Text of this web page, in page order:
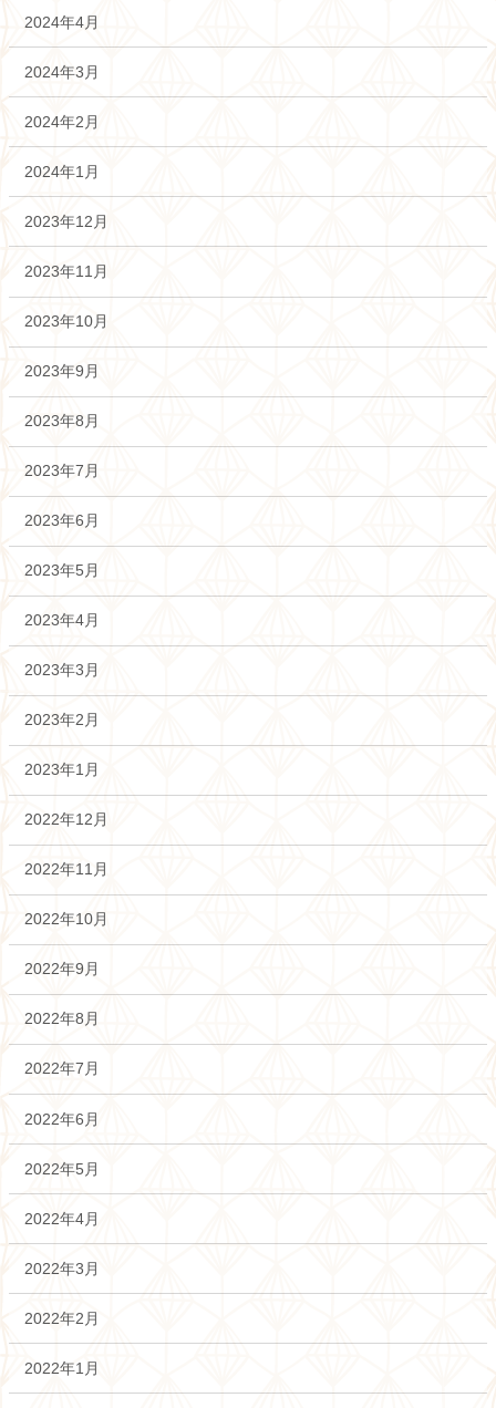
2024年4月
2024年3月
2024年2月
2024年1月
2023年12月
2023年11月
2023年10月
2023年9月
2023年8月
2023年7月
2023年6月
2023年5月
2023年4月
2023年3月
2023年2月
2023年1月
2022年12月
2022年11月
2022年10月
2022年9月
2022年8月
2022年7月
2022年6月
2022年5月
2022年4月
2022年3月
2022年2月
2022年1月